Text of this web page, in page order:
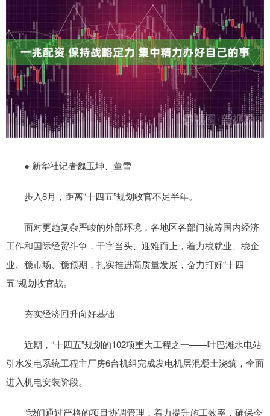
● 新华社记者魏玉坤、董雪
步入8月，距离“十四五”规划收官不足半年。
面对更趋复杂严峻的外部环境，各地区各部门统筹国内经济
工作和国际经贸斗争，干字当头、迎难而上，着力稳就业、稳企
业、稳市场、稳预期，扎实推进高质量发展，奋力打好“十四
五”规划收官战。
夯实经济回升向好基础
近期，“十四五”规划的102项重大工程之一——叶巴滩水电站
引水发电系统工程主厂房6台机组完成发电机层混凝土浇筑，全面
进入机电安装阶段。
“我们通过严格的项目协调管理，着力提升施工效率，确保今